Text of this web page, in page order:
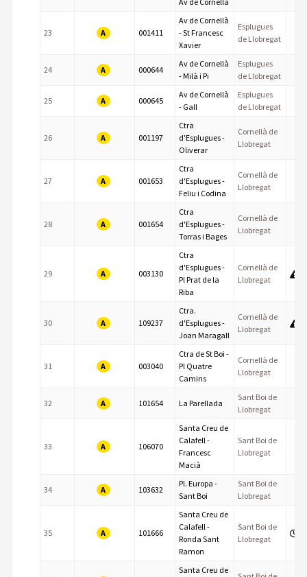
23 A 001411
Av de Cornellà
- St Francesc
Xavier
Esplugues
de Llobregat
24 A 000644
Av de Cornellà
- Milà i Pi
Esplugues
de Llobregat
25 A 000645
Av de Cornellà
- Gall
Esplugues
de Llobregat
26 A 001197
Ctra
d'Esplugues -
Oliverar
Cornellà de
Llobregat
27 A 001653
Ctra
d'Esplugues -
Feliu i Codina
Cornellà de
Llobregat
28 A 001654
Ctra
d'Esplugues -
Torras i Bages
Cornellà de
Llobregat
29 A 003130
Ctra
d'Esplugues -
Pl Prat de la
Riba
Cornellà de
Llobregat
30 A 109237
Ctra.
d'Esplugues -
Joan Maragall
Cornellà de
Llobregat
31 A 003040
Ctra de St Boi -
Pl Quatre
Camins
Cornellà de
Llobregat
32 A 101654 La Parellada
Sant Boi de
Llobregat
33 A 106070
Santa Creu de
Calafell -
Francesc
Macià
Sant Boi de
Llobregat
34 A 103632
Pl. Europa -
Sant Boi
Sant Boi de
Llobregat
35 A 101666
Santa Creu de
Calafell -
Ronda Sant
Ramon
Sant Boi de
Llobregat
Santa Creu de